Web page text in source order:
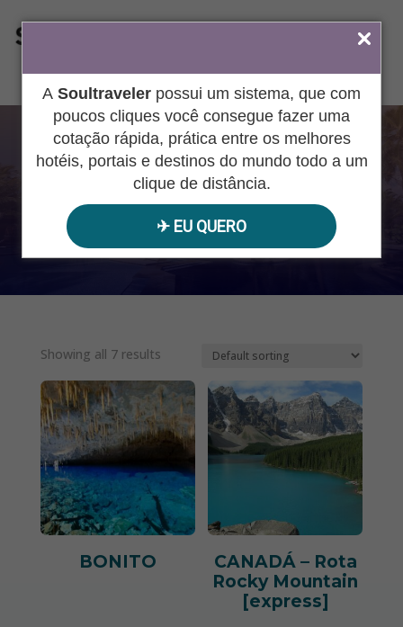
A Soultraveler possui um sistema, que com
poucos cliques você consegue fazer uma
cotação rápida, prática entre os melhores
hotéis, portais e destinos do mundo todo a um
clique de distância.
✈︎ EU QUERO
ÁREA DO AGENTE
NATUREZA
Pesquisar
produtos
Showing all 7 results
BONITO
CANADÁ – Rota
Rocky Mountain
[express]